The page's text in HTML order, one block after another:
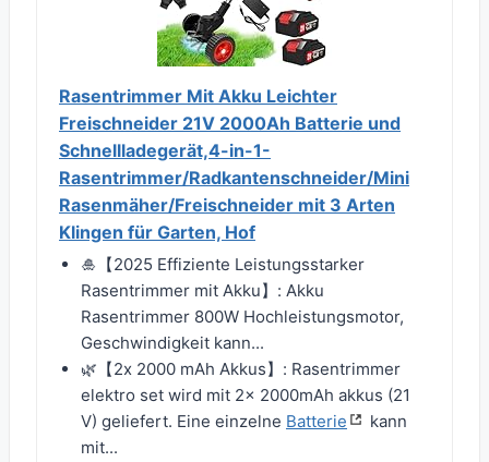
Rasentrimmer Mit Akku Leichter
Freischneider 21V 2000Ah Batterie und
Schnellladegerät,4-in-1-
Rasentrimmer/Radkantenschneider/Mini
Rasenmäher/Freischneider mit 3 Arten
Klingen für Garten, Hof
🎍【2025 Effiziente Leistungsstarker
Rasentrimmer mit Akku】: Akku
Rasentrimmer 800W Hochleistungsmotor,
Geschwindigkeit kann...
🌿【2x 2000 mAh Akkus】: Rasentrimmer
elektro set wird mit 2x 2000mAh akkus (21
V) geliefert. Eine einzelne Batterie
kann
mit...